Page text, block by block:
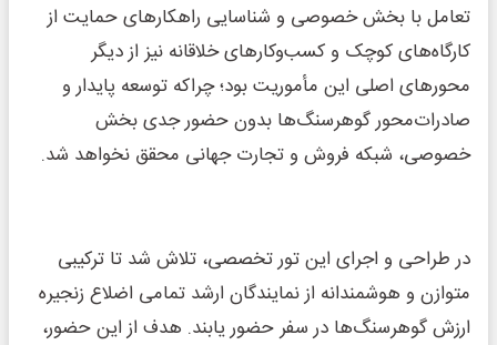
تعامل با بخش خصوصی و شناسایی راهکارهای حمایت از
کارگاه‌های کوچک و کسب‌وکارهای خلاقانه نیز از دیگر
محورهای اصلی این مأموریت بود؛ چراکه توسعه پایدار و
صادرات‌محور گوهرسنگ‌ها بدون حضور جدی بخش
خصوصی، شبکه فروش و تجارت جهانی محقق نخواهد شد.
در طراحی و اجرای این تور تخصصی، تلاش شد تا ترکیبی
متوازن و هوشمندانه از نمایندگان ارشد تمامی اضلاع زنجیره
ارزش گوهرسنگ‌ها در سفر حضور یابند. هدف از این حضور،